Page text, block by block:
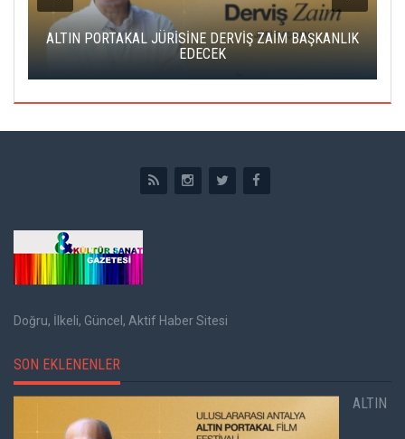
ALTIN PORTAKAL JÜRİSİNE DERVİŞ ZAİM BAŞKANLIK
EDECEK
Doğru, İlkeli, Güncel, Aktif Haber Sitesi
SON EKLENENLER
ALTIN